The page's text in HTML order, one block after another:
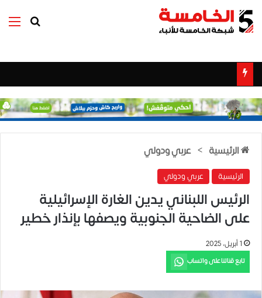
بحث عن
الرئيسية > عربي ودولي
الرئيسية عربي ودولي
الرئيس اللبناني يدين الغارة الإسرائيلية
على الضاحية الجنوبية ويصفها بإنذار خطير
1 أبريل، 2025
تابع قناتنا على واتساب